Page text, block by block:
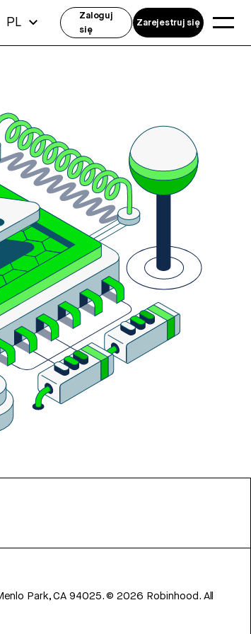
Park, CA 94025.©2026 Robinhood. All
PL
Zaloguj
się
Zarejestruj się